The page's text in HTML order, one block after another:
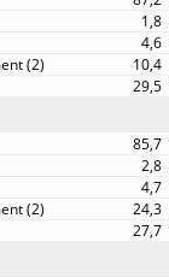
1,8
4,6
10,4
29,5
85,7
2,8
4,7
24,3
27,7